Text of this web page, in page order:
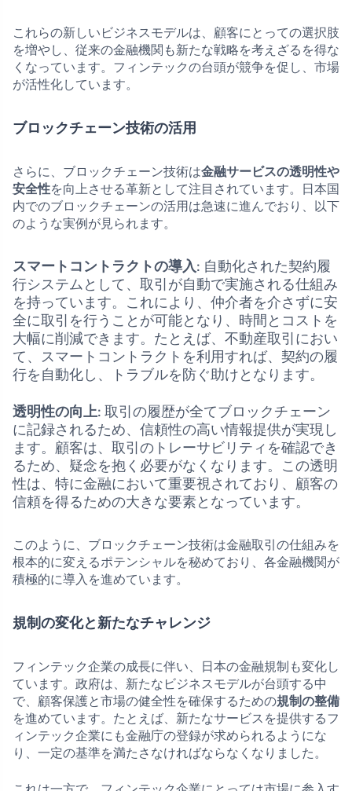
これらの新しいビジネスモデルは、顧客にとっての選択肢
を増やし、従来の金融機関も新たな戦略を考えざるを得な
くなっています。フィンテックの台頭が競争を促し、市場
が活性化しています。
ブロックチェーン技術の活用
さらに、ブロックチェーン技術は金融サービスの透明性や
安全性を向上させる革新として注目されています。日本国
内でのブロックチェーンの活用は急速に進んでおり、以下
のような実例が見られます。
スマートコントラクトの導入: 自動化された契約履
行システムとして、取引が自動で実施される仕組み
を持っています。これにより、仲介者を介さずに安
全に取引を行うことが可能となり、時間とコストを
大幅に削減できます。たとえば、不動産取引におい
て、スマートコントラクトを利用すれば、契約の履
行を自動化し、トラブルを防ぐ助けとなります。
透明性の向上: 取引の履歴が全てブロックチェーン
に記録されるため、信頼性の高い情報提供が実現し
ます。顧客は、取引のトレーサビリティを確認でき
るため、疑念を抱く必要がなくなります。この透明
性は、特に金融において重要視されており、顧客の
信頼を得るための大きな要素となっています。
このように、ブロックチェーン技術は金融取引の仕組みを
根本的に変えるポテンシャルを秘めており、各金融機関が
積極的に導入を進めています。
規制の変化と新たなチャレンジ
フィンテック企業の成長に伴い、日本の金融規制も変化し
ています。政府は、新たなビジネスモデルが台頭する中
で、顧客保護と市場の健全性を確保するための規制の整備
を進めています。たとえば、新たなサービスを提供するフ
ィンテック企業にも金融庁の登録が求められるようにな
り、一定の基準を満たさなければならなくなりました。